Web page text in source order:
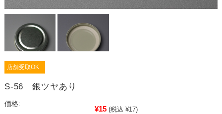
店舗受取OK
S-56 銀ツヤあり
価格:
¥15 (税込 ¥17)